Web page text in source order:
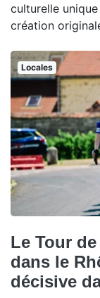
culturelle
création
Locales
Le Tour
dans le
décisive